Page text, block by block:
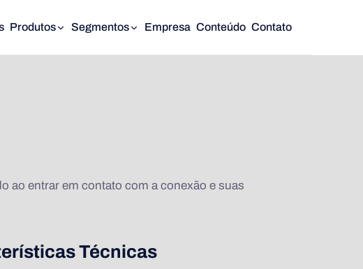
Produtos Segmentos Empresa Conteúdo Contato
ao entrar em contato com a conexão e suas
Técnicas